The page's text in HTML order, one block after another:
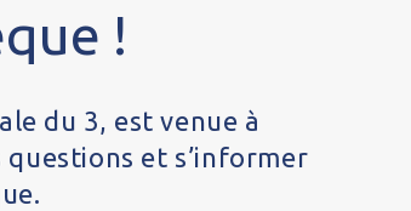
!
du 3, est venue à
questions et s’informer